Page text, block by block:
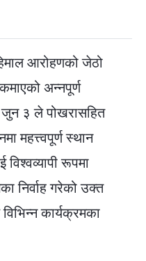
आरोहणको जेठो
अन्नपूर्ण
३ ले पोखरासहित
महत्त्वपूर्ण स्थान
रूपमा
निर्वाह गरेको उक्त
कार्यक्रमका